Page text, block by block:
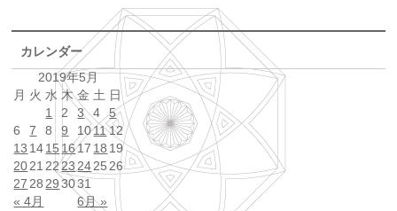
カレンダー
2019年5月
月 火 水 木 金 土 日
« 4月 6月 »
1 2 3 4
5
6
7 8 9 101112
13 1415 1617 18 19
2021 2223 2425 26
27 28 29 3031